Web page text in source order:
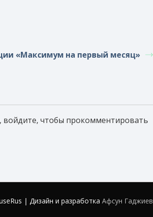
«Максимум на первый месяц»
войдите, чтобы прокомментировать
| Дизайн и разработка Афсун Гаджиев